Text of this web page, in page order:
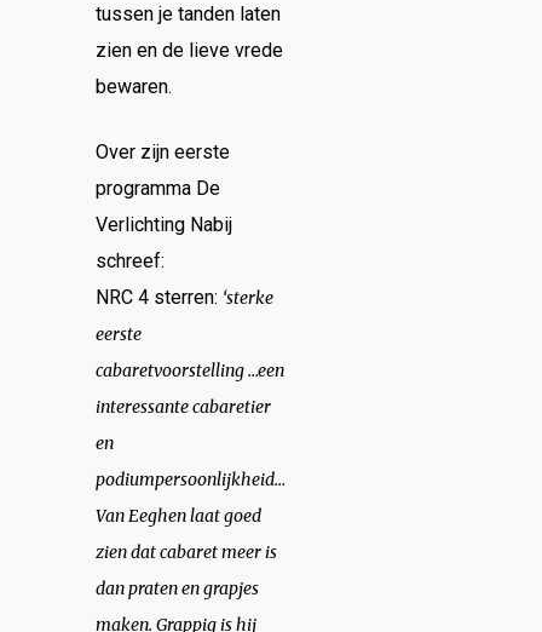
tussen je tanden laten
zien en de lieve vrede
bewaren.
Over zijn eerste
programma De
Verlichting Nabij
schreef:
NRC 4 sterren: ‘sterke
eerste
cabaretvoorstelling …een
interessante cabaretier
en
podiumpersoonlijkheid…
Van Eeghen laat goed
zien dat cabaret meer is
dan praten en grapjes
maken. Grappig is hij